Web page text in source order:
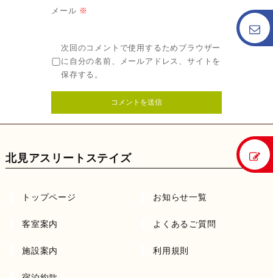
メール ※
次回のコメントで使用するためブラウザー
に自分の名前、メールアドレス、サイトを
保存する。
北見アスリートステイズ
トップページ お知らせ一覧
客室案内 よくあるご質問
施設案内 利用規則